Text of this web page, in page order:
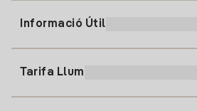
Informació Útil
Tarifa Llum